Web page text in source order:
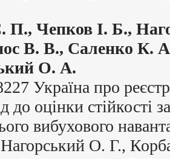
П., Чепков І. Б.,
В. В., Саленко К.
О. А.
Україна про
до оцінки стійкості
вибухового
О. Г.,